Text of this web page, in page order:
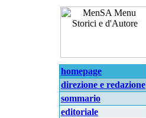
homepage
direzione e redazione
sommario
editoriale